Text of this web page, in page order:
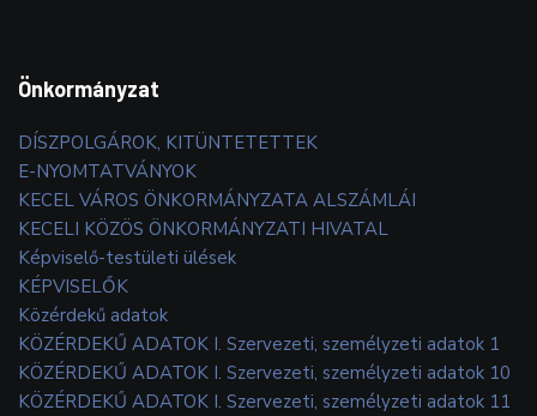
Önkormányzat
DÍSZPOLGÁROK, KITÜNTETETTEK
E-NYOMTATVÁNYOK
KECEL VÁROS ÖNKORMÁNYZATA ALSZÁMLÁI
KECELI KÖZÖS ÖNKORMÁNYZATI HIVATAL
Képviselő-testületi ülések
KÉPVISELŐK
Közérdekű adatok
KÖZÉRDEKŰ ADATOK I. Szervezeti, személyzeti adatok 1
KÖZÉRDEKŰ ADATOK I. Szervezeti, személyzeti adatok 10
KÖZÉRDEKŰ ADATOK I. Szervezeti, személyzeti adatok 11